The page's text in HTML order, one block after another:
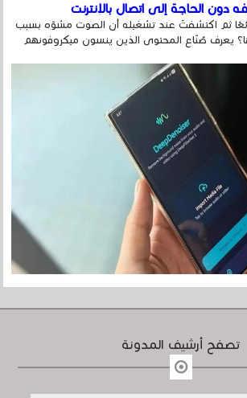
دون الحاجة إلى اتصال بالإنترنت
ثم اكتشفتَ عند تشغيله أن الصوت مشوّه بسبب
يعرف صُنّاع المحتوى الذين ينسون ميكروفونهم
تصفح أرشيف المدونة